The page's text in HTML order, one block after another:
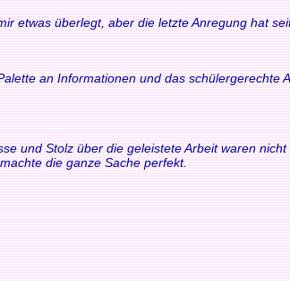
etwas überlegt, aber die letzte Anregung hat
an Informationen und das schülergerechte
und Stolz über die geleistete Arbeit waren
die ganze Sache perfekt.